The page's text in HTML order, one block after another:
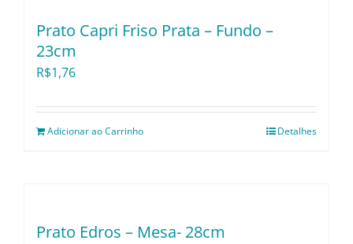
Prato Capri Friso Prata – Fundo –
23cm
R$1,76
Adicionar ao Carrinho Detalhes
Prato Edros – Mesa- 28cm